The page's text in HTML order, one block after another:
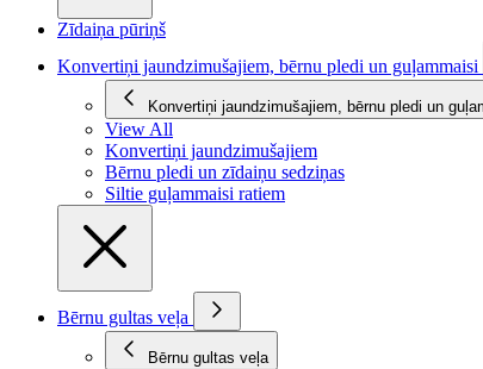
Zīdaiņa pūriņš
Konvertiņi jaundzimušajiem, bērnu pledi un guļammaisi
Konvertiņi jaundzimušajiem, bērnu pledi un
View All
Konvertiņi jaundzimušajiem
Bērnu pledi un zīdaiņu sedziņas
Siltie guļammaisi ratiem
Bērnu gultas veļa
Bērnu gultas veļa